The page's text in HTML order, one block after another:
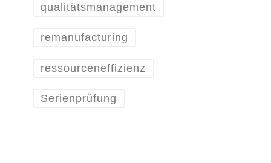
qualitätsmanagement
remanufacturing
ressourceneffizienz
Serienprüfung